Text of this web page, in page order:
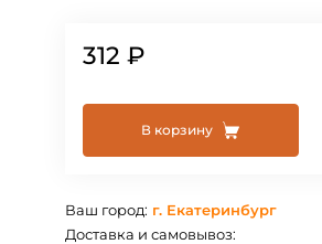
312 ₽
В корзину
Ваш город: г. Екатеринбург
Доставка и самовывоз: